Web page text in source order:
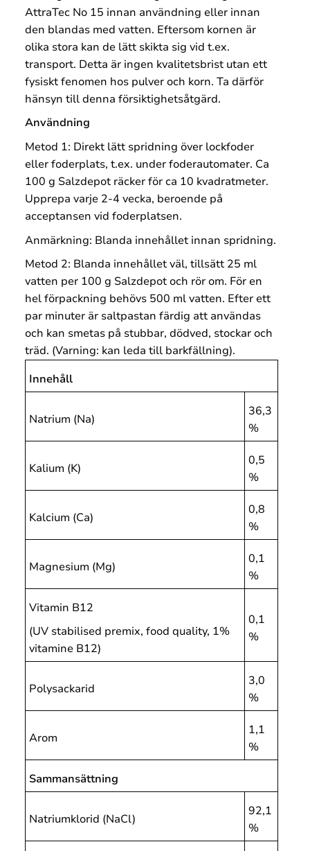
AttraTec No 15 innan användning eller innan
den blandas med vatten. Eftersom kornen är
olika stora kan de lätt skikta sig vid t.ex.
transport. Detta är ingen kvalitetsbrist utan ett
fysiskt fenomen hos pulver och korn. Ta därför
hänsyn till denna försiktighetsåtgärd.
Användning
Metod 1: Direkt lätt spridning över lockfoder
eller foderplats, t.ex. under foderautomater. Ca
100 g Salzdepot räcker för ca 10 kvadratmeter.
Upprepa varje 2-4 vecka, beroende på
acceptansen vid foderplatsen.
Anmärkning: Blanda innehållet innan spridning.
Metod 2: Blanda innehållet väl, tillsätt 25 ml
vatten per 100 g Salzdepot och rör om. För en
hel förpackning behövs 500 ml vatten. Efter ett
par minuter är saltpastan färdig att användas
och kan smetas på stubbar, dödved, stockar och
träd. (Varning: kan leda till barkfällning).
Innehåll
Natrium (Na)
36,3
%
Kalium (K)
0,5
%
Kalcium (Ca)
0,8
%
Magnesium (Mg)
0,1
%
Vitamin B12
(UV stabilised premix, food quality, 1%
vitamine B12)
0,1
%
Polysackarid
3,0
%
Arom
1,1
%
Sammansättning
Natriumklorid (NaCl)
92,1
%